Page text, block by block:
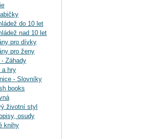
do 10 let
nad 10 let
pro dívky
pro ženy
Záhady
a hry
- Slovníky
books
životní styl
osudy
knihy